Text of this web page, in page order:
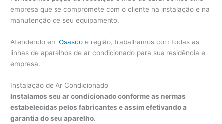
empresa que se compromete com o cliente na instalação e na
manutenção de seu equipamento.
Atendendo emOsasco e região, trabalhamos com todas as
linhas de aparelhos de ar condicionado para sua residência e
empresa.
Instalação de Ar Condicionado
Instalamos seu ar condicionado conforme as normas
estabelecidas pelos fabricantes e assim efetivando a
garantia do seu aparelho.